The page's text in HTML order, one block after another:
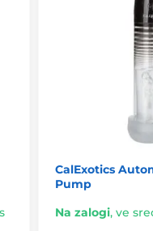
CalExotics
Pump
Na zalogi, ve